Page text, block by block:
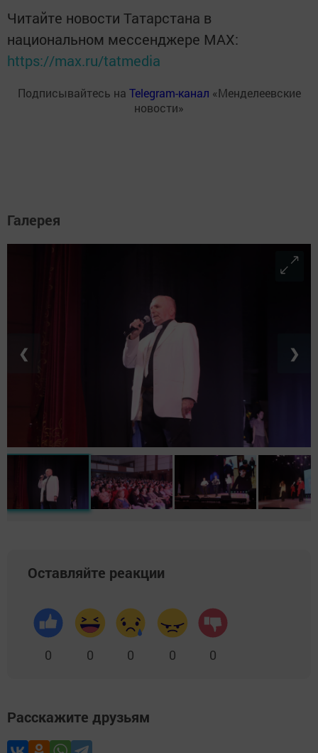
Читайте новости Татарстана в
национальном мессенджере MАХ:
https://max.ru/tatmedia
Подписывайтесь на Telegram-канал «Менделеевские
новости»
Галерея
❮ ❯
Оставляйте реакции
0 0 0 0 0
Расскажите друзьям